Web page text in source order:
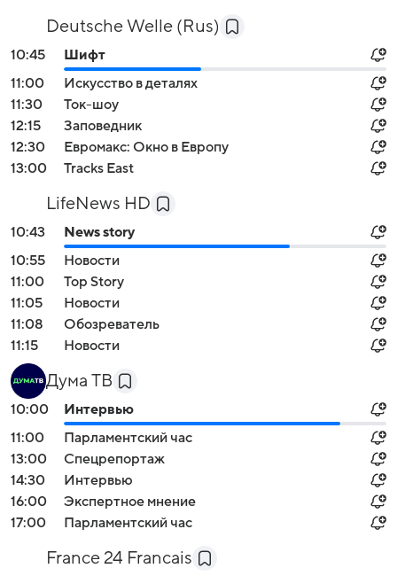
Deutsche Welle (Rus)
10:45
Шифт
11:00
Искусство в деталях
11:30
Ток-шоу
12:15
Заповедник
12:30
Евромакс: Окно в Европу
13:00
Tracks East
LifeNews HD
10:43
News story
10:55
Новости
11:00
Top Story
11:05
Новости
11:08
Обозреватель
11:15
Новости
Дума ТВ
10:00
Интервью
11:00
Парламентский час
13:00
Спецрепортаж
14:30
Интервью
16:00
Экспертное мнение
17:00
Парламентский час
France 24 Francais